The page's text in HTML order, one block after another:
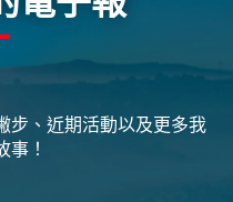
步、近期活動以及更多我
事！